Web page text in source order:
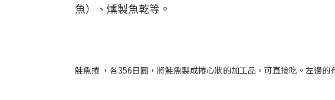
魚）、燻製魚乾等。
鮭魚捲 ，各356日圓，將鮭魚製成捲心狀的加工品。可直接吃。左邊的